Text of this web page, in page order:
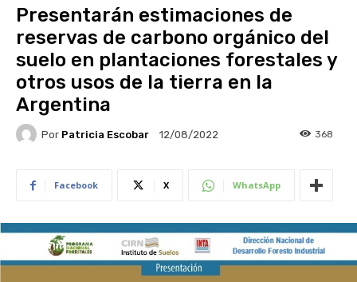
Presentarán estimaciones de
reservas de carbono orgánico del
suelo en plantaciones forestales y
otros usos de la tierra en la
Argentina
Por Patricia Escobar 12/08/2022 368
Facebook X WhatsApp